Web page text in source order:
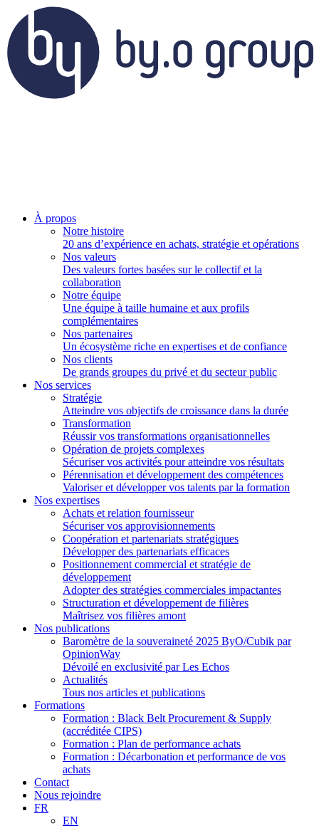
À propos
Notre histoire
20 ans d’expérience en achats, stratégie et opérations
Nos valeurs
Des valeurs fortes basées sur le collectif et la
collaboration
Notre équipe
Une équipe à taille humaine et aux profils
complémentaires
Nos partenaires
Un écosystème riche en expertises et de confiance
Nos clients
De grands groupes du privé et du secteur public
Nos services
Stratégie
Atteindre vos objectifs de croissance dans la durée
Transformation
Réussir vos transformations organisationnelles
Opération de projets complexes
Sécuriser vos activités pour atteindre vos résultats
Pérennisation et développement des compétences
Valoriser et développer vos talents par la formation
Nos expertises
Achats et relation fournisseur
Sécuriser vos approvisionnements
Coopération et partenariats stratégiques
Développer des partenariats efficaces
Positionnement commercial et stratégie de
développement
Adopter des stratégies commerciales impactantes
Structuration et développement de filières
Maîtrisez vos filières amont
Nos publications
Baromètre de la souveraineté 2025 ByO/Cubik par
OpinionWay
Dévoilé en exclusivité par Les Echos
Actualités
Tous nos articles et publications
Formations
Formation : Black Belt Procurement & Supply
(accréditée CIPS)
Formation : Plan de performance achats
Formation : Décarbonation et performance de vos
achats
Contact
Nous rejoindre
FR
EN